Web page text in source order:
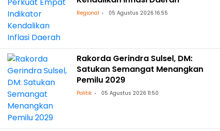
Regional 05 Agustus 2026 16:55
Rakorda Gerindra Sulsel, DM:
Satukan Semangat Menangkan
Pemilu 2029
Politik 05 Agustus 2026 11:50